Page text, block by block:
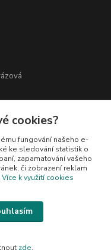
publikovat!
cookies?
fungování našeho e-
ke sledování statistik o
zapamatování vašeho
či zobrazení reklam
Více k využití cookies
zde.